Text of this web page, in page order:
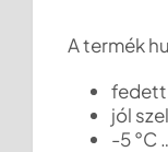
A termék
jól
-5 °C